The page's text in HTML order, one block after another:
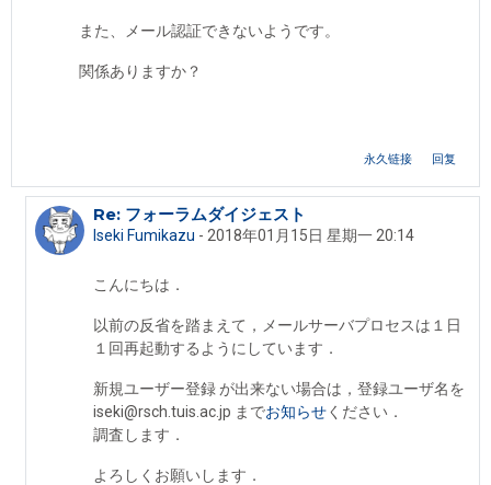
また、メール認証できないようです。
関係ありますか？
永久链接 回复
回复brepon wing
Re: フォーラムダイジェスト
Iseki Fumikazu - 2018年01月15日 星期一 20:14
こんにちは．
以前の反省を踏まえて，メールサーバプロセスは１日
１回再起動するようにしています．
新規ユーザー登録 が出来ない場合は，登録ユーザ名を
iseki@rsch.tuis.ac.jp までお知らせください．
調査します．
よろしくお願いします．